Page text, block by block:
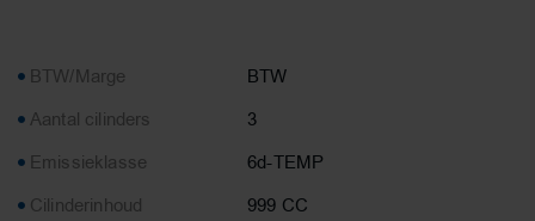
BTW/Marge
BTW
Aantal cilinders
3
Emissieklasse
6d-TEMP
Cilinderinhoud
999 CC